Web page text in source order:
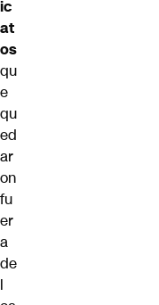
ic
at
os
qu
e
qu
ed
ar
on
fu
er
a
de
l